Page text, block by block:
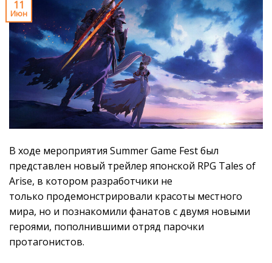
11
Июн
В ходе мероприятия Summer Game Fest был
представлен новый трейлер японской RPG Tales of
Arise, в котором разработчики не
только продемонстрировали красоты местного
мира, но и познакомили фанатов с двумя новыми
героями, пополнившими отряд парочки
протагонистов.